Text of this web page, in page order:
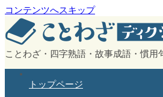
コンテンツへスキップ
ことわざ・四字熟語・故事成語・慣用
トップページ